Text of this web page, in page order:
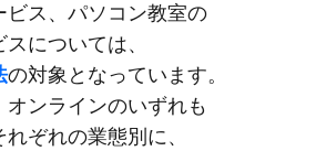
ビス、​​パソコン教室の​​
に​​ついては、​​
の​​対象と​​なっています。​​
オンラインの​​いずれも​​
ぞれの​​業態別に、​​